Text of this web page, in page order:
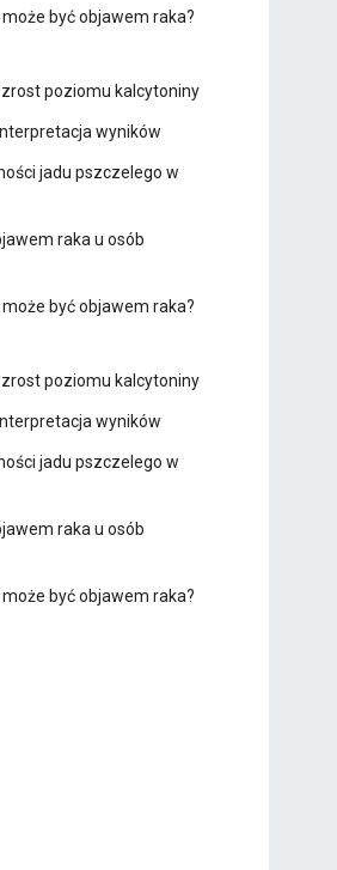
być objawem raka?
poziomu kalcytoniny
wyników
jadu pszczelego w
raka u osób
być objawem raka?
poziomu kalcytoniny
wyników
jadu pszczelego w
raka u osób
być objawem raka?